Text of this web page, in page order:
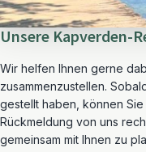
Unsere Kapverden-
Wir helfen Ihnen gerne
zusammenzustellen.
gestellt haben, können
Rückmeldung von uns
gemeinsam mit Ihnen zu